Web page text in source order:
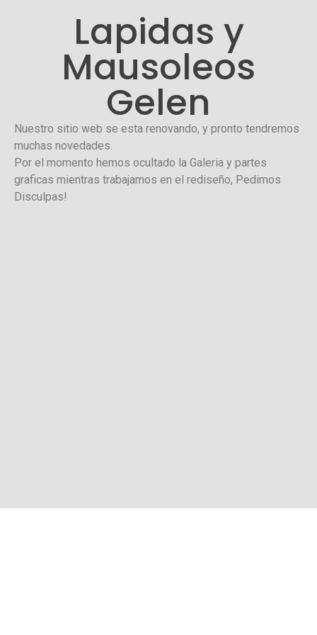
Lapidas y
Mausoleos
Gelen
Nuestro sitio web se esta renovando, y pronto tendremos
muchas novedades.
Por el momento hemos ocultado la Galeria y partes
graficas mientras trabajamos en el rediseño, Pedimos
Disculpas!